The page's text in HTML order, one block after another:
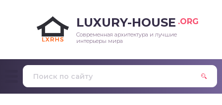
LUXURY-HOUSE .ORG
Современная архитектура и лучшие
интерьеры мира